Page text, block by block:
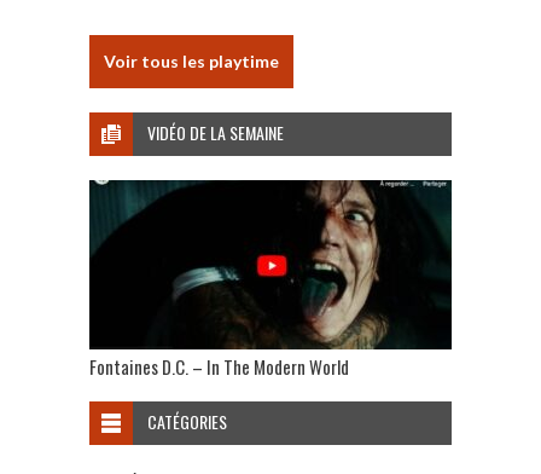
Voir tous les playtime
VIDÉO DE LA SEMAINE
Fontaines D.C. – In The Modern World
CATÉGORIES